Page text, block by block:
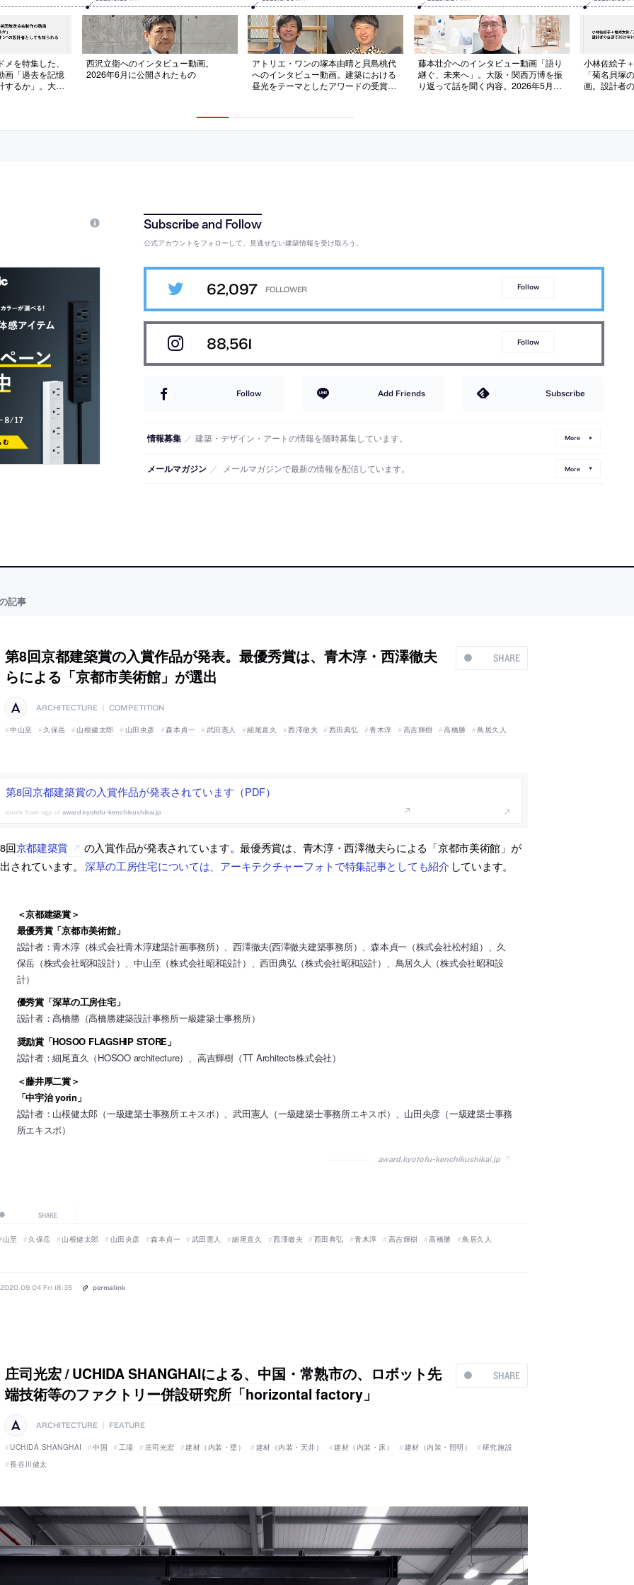
を特集した、
画「過去を記憶
するか」。大
西沢立衛へのインタビュー動画。
2026年6月に公開されたもの
アトリエ・ワンの塚本由晴と貝島桃代
へのインタビュー動画。建築における
昼光をテーマとしたアワードの受賞記
藤本壮介へのインタビュー動画「語り
継ぐ、未来へ」。大阪・関西万博を振
り返って話を聞く内容。2026年5月に
小林佐絵子
「菊名貝塚
画。設計者
公式アカウントをフォローして、見逃せない建築情報を受け取ろう。
62,097 Follow
88,561 Follow
Follow Add Friends Subscribe
情報募集 ／ 建築・デザイン・アートの情報を随時募集しています。 More
メールマガジン ／ メールマガジンで最新の情報を配信しています。 More
記事
SHARE
第8回京都建築賞の入賞作品が発表。最優秀賞は、青木淳・西澤徹夫
らによる「京都市美術館」が選出
ARCHITECTURE COMPETITION
中山至 久保岳 山根健太郎 山田央彦 森本貞一 武田憲人 細尾直久 西澤徹夫 西田典弘 青木淳 高吉輝樹 高橋勝 鳥居久人
第8回京都建築賞の入賞作品が発表されています（PDF）
award.kyotofu-kenchikushikai.jp
回京都建築賞
の入賞作品が発表されています。最優秀賞は、青木淳・西澤徹夫らによる「京都市美術館」が
されています。 深草の工房住宅については、アーキテクチャーフォトで特集記事としても紹介 しています。
＜京都建築賞＞
最優秀賞「京都市美術館」
設計者：青木淳（株式会社青木淳建築計画事務所）、西澤徹夫(西澤徹夫建築事務所）、森本貞一（株式会社松村組）、久
保岳（株式会社昭和設計）、中山至（株式会社昭和設計）、西田典弘（株式会社昭和設計）、鳥居久人（株式会社昭和設
計）
優秀賞「深草の工房住宅」
設計者：髙橋勝（髙橋勝建築設計事務所一級建築士事務所）
奨励賞「HOSOO FLAGSHIP STORE」
設計者：細尾直久（HOSOO architecture）、高吉輝樹（TT Architects株式会社）
＜藤井厚二賞＞
「中宇治 yorin」
設計者：山根健太郎（一級建築士事務所エキスポ）、武田憲人（一級建築士事務所エキスポ）、山田央彦（一級建築士事務
所エキスポ）
award.kyotofu-kenchikushikai.jp
SHARE
山至 久保岳 山根健太郎 山田央彦 森本貞一 武田憲人 細尾直久 西澤徹夫 西田典弘 青木淳 高吉輝樹 高橋勝 鳥居久人
2020.09.04 Fri 18:35 permalink
SHARE
庄司光宏 / UCHIDA SHANGHAIによる、中国・常熟市の、ロボット先
端技術等のファクトリー併設研究所「horizontal factory」
ARCHITECTURE FEATURE
UCHIDA SHANGHAI 中国 工場 庄司光宏 建材（内装・壁） 建材（内装・天井） 建材（内装・床） 建材（内装・照明）
研究施設
長谷川健太